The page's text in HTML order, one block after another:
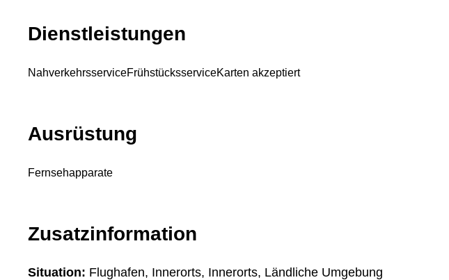
Dienstleistungen
NahverkehrsserviceFrühstücksserviceKarten akzeptiert
Ausrüstung
Fernsehapparate
Zusatzinformation
Situation: Flughafen, Innerorts, Innerorts, Ländliche Umgebung